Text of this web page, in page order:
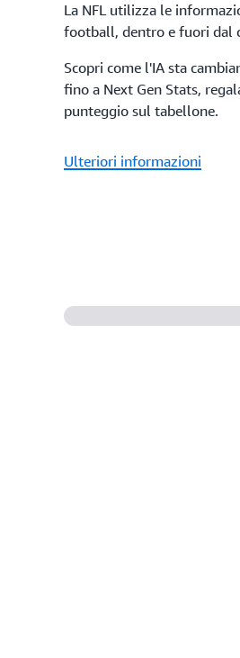
La NFL utilizza le
football, dentro e fuori dal
Scopri come l'IA sta
fino a Next Gen Stats,
punteggio sul tabellone.
Ulteriori informazioni